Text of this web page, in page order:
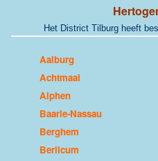
Het District Tilburg heeft
Aalburg
Achtmaal
Alphen
Baarle-Nassau
Berghem
Berlicum